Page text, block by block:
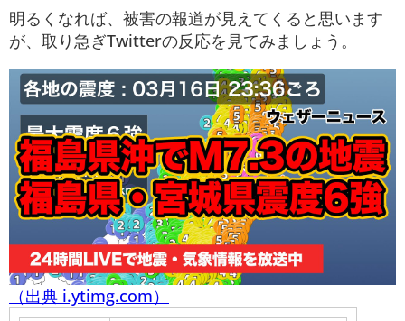
明るくなれば、被害の報道が見えてくると思います
が、取り急ぎTwitterの反応を見てみましょう。
（出典 i.ytimg.com）